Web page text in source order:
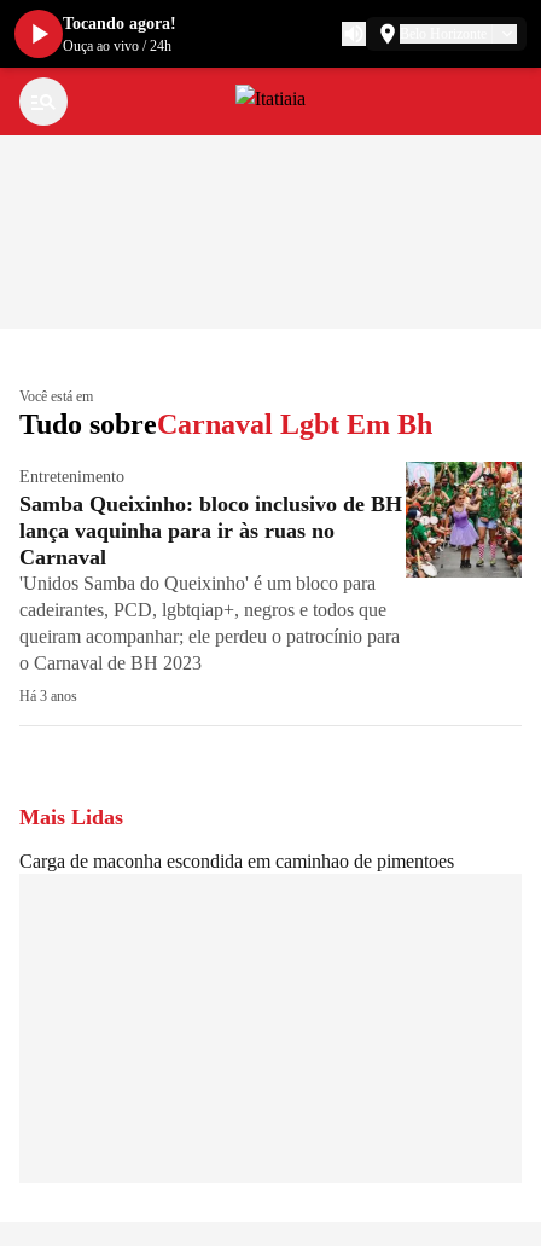
Você está em
Tudo sobreCarnaval Lgbt Em Bh
Entretenimento
Samba Queixinho: bloco inclusivo de BH
lança vaquinha para ir às ruas no
Carnaval
'Unidos Samba do Queixinho' é um bloco para
cadeirantes, PCD, lgbtqiap+, negros e todos que
queiram acompanhar; ele perdeu o patrocínio para
o Carnaval de BH 2023
Há 3 anos
Mais Lidas
Carga de maconha escondida em caminhao de pimentoes
Tocando agora!
Ouça ao vivo /24h